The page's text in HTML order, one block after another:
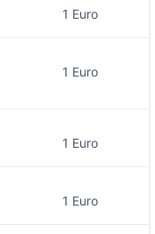
1 Euro
1 Euro
1 Euro
1 Euro